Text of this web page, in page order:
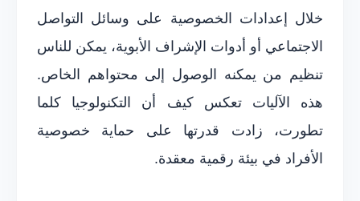
خلال إعدادات الخصوصية على وسائل التواصل
الاجتماعي أو أدوات الإشراف الأبوية، يمكن للناس
تنظيم من يمكنه الوصول إلى محتواهم الخاص.
هذه الآليات تعكس كيف أن التكنولوجيا كلما
تطورت، زادت قدرتها على حماية خصوصية
الأفراد في بيئة رقمية معقدة.